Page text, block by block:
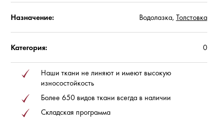
Назначение: Водолазка, Толстовка
Категория: 0
Наши ткани не линяют и имеют высокую
износостойкость
Более 650 видов ткани всегда в наличии
Складская программа